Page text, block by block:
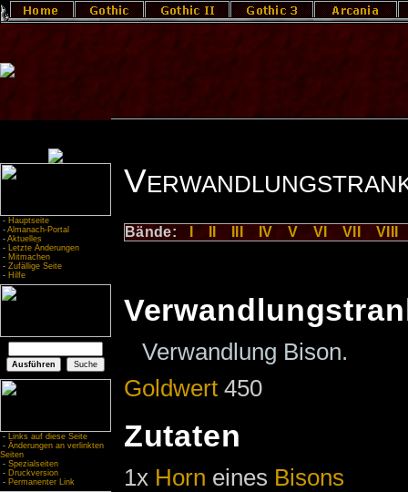
- Hauptseite
- Almanach-Portal
- Aktuelles
- Letzte Änderungen
- Mitmachen
- Zufällige Seite
- Hilfe
- Links auf diese Seite
- Änderungen an verlinkten
Seiten
- Spezialseiten
- Druckversion
- Permanenter Link
Bände: IV V VI VII VIII
Verwandlung Bison.
Goldwert450
Zutaten
1x Horn eines Bisons